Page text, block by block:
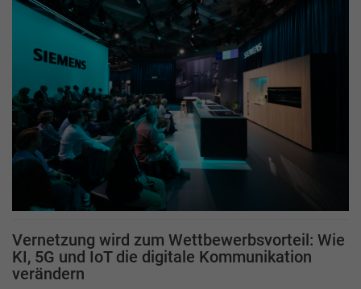
Vernetzung wird zum Wettbewerbsvorteil: Wie
KI, 5G und IoT die digitale Kommunikation
verändern